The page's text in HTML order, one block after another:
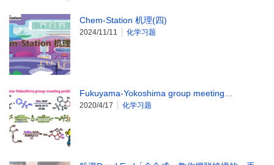
Chem-Station 机理(四)
2024/11/11 化学习题
Fukuyama-Yokoshima group meeting…
2020/4/17 化学习题